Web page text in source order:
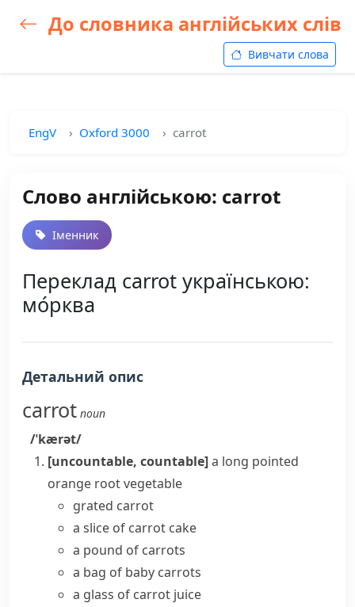
До словника англійських слів
Вивчати слова
EngV Oxford 3000 carrot
Слово англійською: carrot
Іменник
Переклад carrot українською:
мо́рква
Детальний опис
carrot noun
/ˈkærət/
[uncountable, countable]a long pointed
orange root vegetable
grated carrot
a slice of carrot cake
a pound of carrots
a bag of baby carrots
a glass of carrot juice